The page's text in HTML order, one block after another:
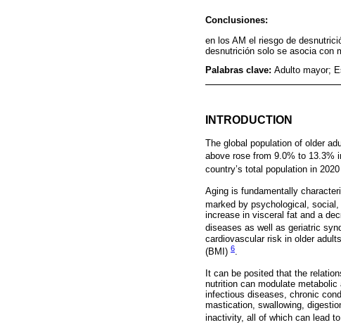
Conclusiones:
en los AM el riesgo de
desnutrición solo se asocia con
Palabras clave: Adulto mayor;
INTRODUCTION
The global population of older
above rose from 9.0% to 13.3%
country’s total population in 2020
Aging is fundamentally
marked by psychological,
increase in visceral fat and a
diseases as well as geriatric
cardiovascular risk in older
(BMI) 6
It can be posited that the
nutrition can modulate
infectious diseases, chronic
mastication, swallowing,
inactivity, all of which can lead